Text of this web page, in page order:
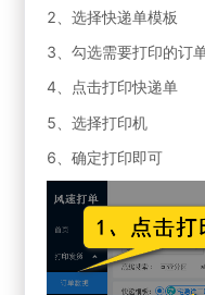
2、选择快递单模板
3、勾选需要打印的订
4、点击打印快递单
5、选择打印机
6、确定打印即可